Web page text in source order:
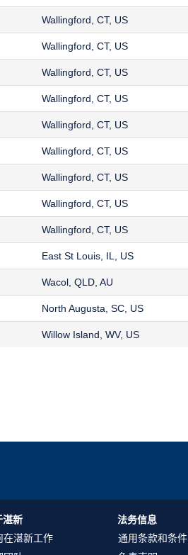
Wallingford, CT, US
Wallingford, CT, US
Wallingford, CT, US
Wallingford, CT, US
Wallingford, CT, US
Wallingford, CT, US
Wallingford, CT, US
Wallingford, CT, US
Wallingford, CT, US
East St Louis, IL, US
Wacol, QLD, AU
North Augusta, SC, US
Willow Island, WV, US
湛新
在湛新工作
法务信息
通用条款和条件